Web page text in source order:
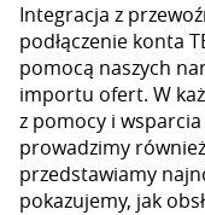
Integracja z
podłączenie konta
pomocą naszych
importu ofert. W
z pomocy i
prowadzimy
przedstawiamy
pokazujemy, jak